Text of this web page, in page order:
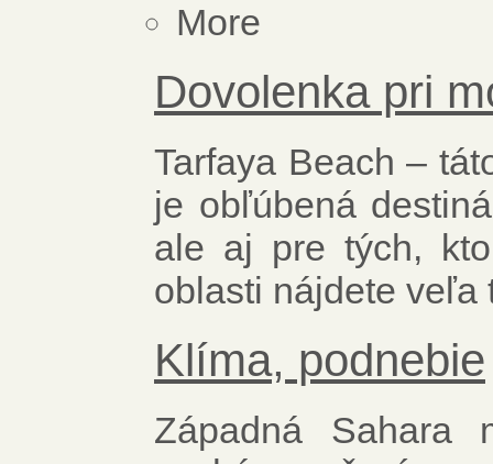
More
Dovolenka pri
Tarfaya Beach –
je obľúbená
ale aj pre tých,
oblasti nájdete veľa
Klíma, podnebie
Západná Sahara